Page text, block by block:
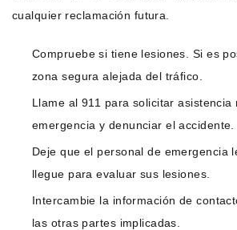
cualquier reclamación futura.
Compruebe si tiene lesiones. Si es
zona segura alejada del tráfico.
Llame al 911 para solicitar asistencia
emergencia y denunciar el accidente.
Deje que el personal de emergencia
llegue para evaluar sus lesiones.
Intercambie la información de
las otras partes implicadas.